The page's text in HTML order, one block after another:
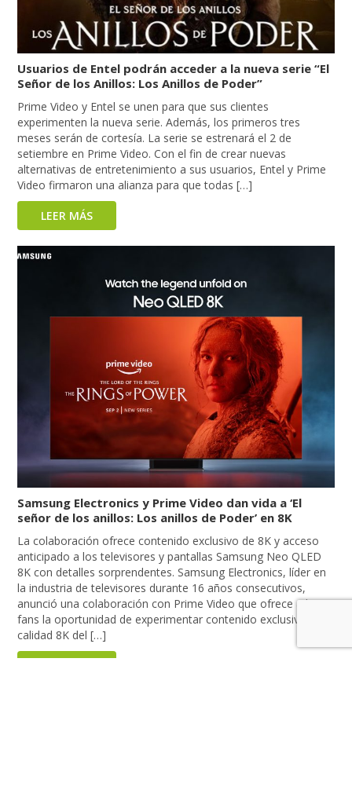
Usuarios de Entel podrán acceder a la nueva serie “El
Señor de los Anillos: Los Anillos de Poder”
Prime Video y Entel se unen para que sus clientes
experimenten la nueva serie. Además, los primeros tres
meses serán de cortesía. La serie se estrenará el 2 de
setiembre en Prime Video. Con el fin de crear nuevas
alternativas de entretenimiento a sus usuarios, Entel y Prime
Video firmaron una alianza para que todas […]
LEER MÁS
Samsung Electronics y Prime Video dan vida a ‘El
señor de los anillos: Los anillos de Poder’ en 8K
La colaboración ofrece contenido exclusivo de 8K y acceso
anticipado a los televisores y pantallas Samsung Neo QLED
8K con detalles sorprendentes. Samsung Electronics, líder en
la industria de televisores durante 16 años consecutivos,
anunció una colaboración con Prime Video que ofrece a los
fans la oportunidad de experimentar contenido exclusivo en
calidad 8K del […]